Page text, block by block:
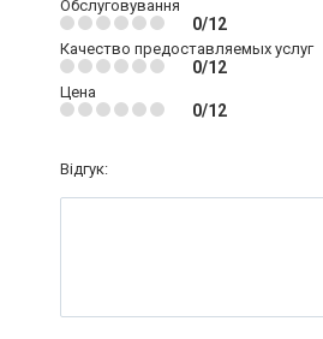
Обслуговування
0/12
Качество предоставляемых услуг
0/12
Цена
0/12
Відгук: